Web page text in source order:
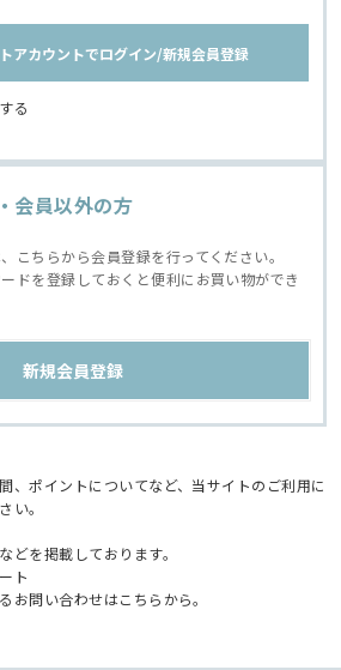
アカウントでログイン/新規会員登録
る
会員以外の方
こちらから会員登録を行ってください。
ドを登録しておくと便利にお買い物ができ
、ポイントについてなど、当サイトのご利用に
い。
どを掲載しております。
ト
お問い合わせはこちらから。